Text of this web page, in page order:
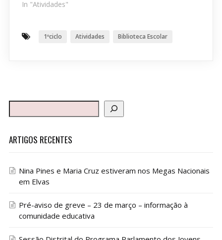
In "Atividades"
1ºciclo Atividades Biblioteca Escolar
ARTIGOS RECENTES
Nina Pines e Maria Cruz estiveram nos Megas Nacionais
em Elvas
Pré-aviso de greve – 23 de março – informação à
comunidade educativa